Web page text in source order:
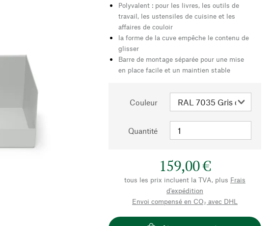
Polyvalent : pour les livres, les outils de
travail, les ustensiles de cuisine et les
affaires de couloir
la forme de la cuve empêche le contenu de
glisser
Barre de montage séparée pour une mise
en place facile et un maintien stable
Couleur
Quantité
159,00 €
tous les prix incluent la TVA, plus Frais
d'expédition
Envoi compensé en CO₂ avec DHL